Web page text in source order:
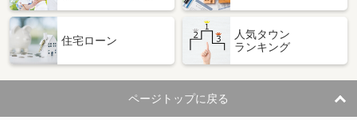
住宅ローン
人気タウン
ランキング
ページトップに戻る